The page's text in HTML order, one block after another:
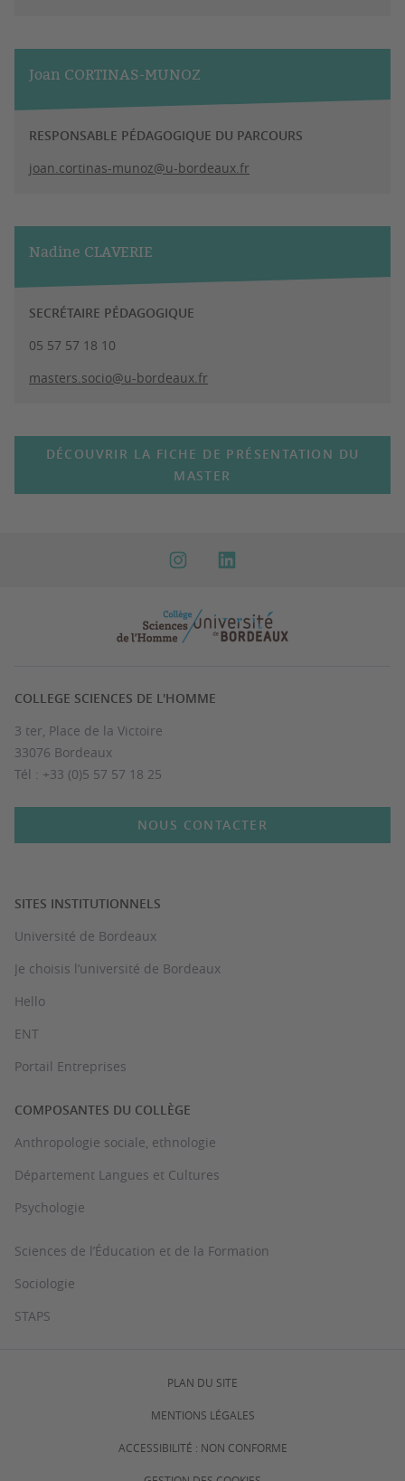
Joan CORTINAS-MUNOZ
RESPONSABLE PÉDAGOGIQUE DU PARCOURS
joan.cortinas-munoz@u-bordeaux.fr
Nadine CLAVERIE
SECRÉTAIRE PÉDAGOGIQUE
05 57 57 18 10
masters.socio@u-bordeaux.fr
DÉCOUVRIR LA FICHE DE PRÉSENTATION DU
MASTER
COLLEGE SCIENCES DE L'HOMME
3 ter, Place de la Victoire
33076 Bordeaux
Tél : +33 (0)5 57 57 18 25
NOUS CONTACTER
SITES INSTITUTIONNELS
Université de Bordeaux
Je choisis l’université de Bordeaux
Hello
ENT
Portail Entreprises
COMPOSANTES DU COLLÈGE
Anthropologie sociale, ethnologie
Département Langues et Cultures
Psychologie
Sciences de l’Éducation et de la Formation
Sociologie
STAPS
PLAN DU SITE
MENTIONS LÉGALES
ACCESSIBILITÉ : NON CONFORME